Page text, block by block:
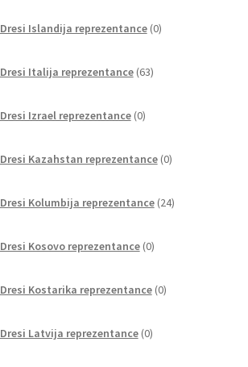
Dresi Islandija reprezentance 0izdelkov
Dresi Italija reprezentance 63izdelkov
Dresi Izrael reprezentance 0izdelkov
Dresi Kazahstan reprezentance 0izdelkov
Dresi Kolumbija reprezentance 24izdelkov
Dresi Kosovo reprezentance 0izdelkov
Dresi Kostarika reprezentance 0izdelkov
Dresi Latvija reprezentance 0izdelkov